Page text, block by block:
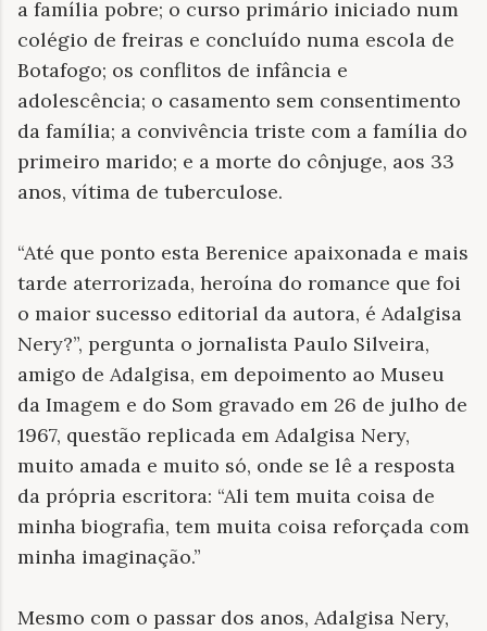
a família pobre; o curso primário iniciado num
colégio de freiras e concluído numa escola de
Botafogo; os conflitos de infância e
adolescência; o casamento sem consentimento
da família; a convivência triste com a família do
primeiro marido; e a morte do cônjuge, aos 33
anos, vítima de tuberculose.
“Até que ponto esta Berenice apaixonada e mais
tarde aterrorizada, heroína do romance que foi
o maior sucesso editorial da autora, é Adalgisa
Nery?”, pergunta o jornalista Paulo Silveira,
amigo de Adalgisa, em depoimento ao Museu
da Imagem e do Som gravado em 26 de julho de
1967, questão replicada em Adalgisa Nery,
muito amada e muito só, onde se lê a resposta
da própria escritora: “Ali tem muita coisa de
minha biografia, tem muita coisa reforçada com
minha imaginação.”
Mesmo com o passar dos anos, Adalgisa Nery,